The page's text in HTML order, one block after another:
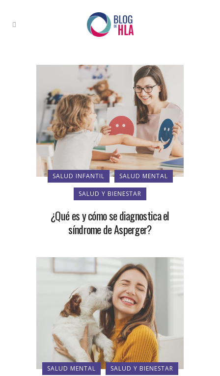
SALUD INFANTIL SALUD MENTAL
SALUD Y BIENESTAR
¿Qué es y cómo se diagnostica el
síndrome de Asperger?
SALUD MENTAL SALUD Y BIENESTAR